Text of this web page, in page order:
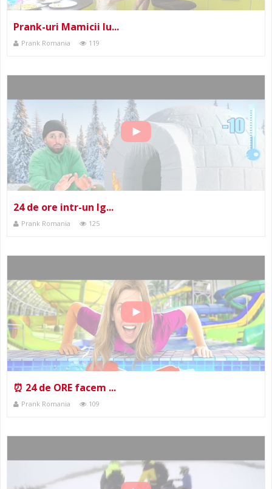
Prank-uri Mamicii lu...
Prank Romania 119
24 de ore intr-un Ig...
Prank Romania 125
⏰ 24 de ORE facem ...
Prank Romania 109